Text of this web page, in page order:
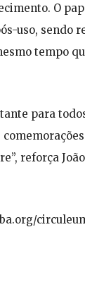
O
uso, sendo
tempo
para
reforça